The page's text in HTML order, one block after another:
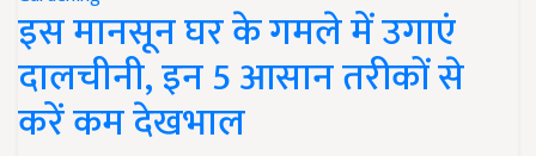
इस मानसून घर के गमले में उगाएं
दालचीनी, इन 5 आसान तरीकों से
करें कम देखभाल